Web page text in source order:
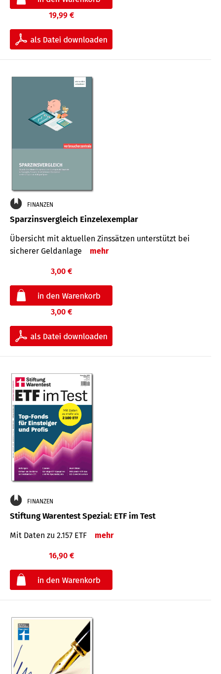
19,99 €
FINANZEN
Sparzinsvergleich Einzelexemplar
Übersicht mit aktuellen Zinssätzen unterstützt bei
sicherer Geldanlage
mehr
3,00 €
3,00 €
FINANZEN
Stiftung Warentest Spezial: ETF im Test
Mit Daten zu 2.157 ETF mehr
16,90 €